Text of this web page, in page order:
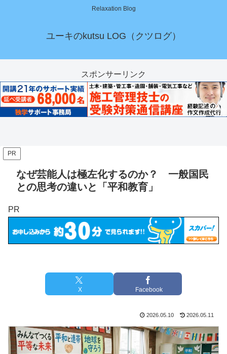
Relaxation Blog
ユーキのkutsu LOG（クツログ）
スポンサーリンク
PR
なぜ芸能人は極左化するのか？ 一般国民
との思考の違いと「平和教育」
PR
X Facebook
2026.05.10 2026.05.11